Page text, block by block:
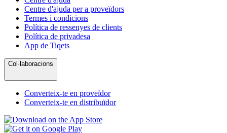
Centre d'ajuda per a proveïdors
Termes i condicions
Política de ressenyes de clients
Política de privadesa
App de Tiqets
Col·laboracions
Converteix-te en proveïdor
Converteix-te en distribuïdor